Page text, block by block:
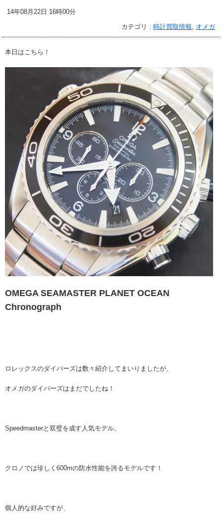
14年08月22日 16時00分
カテゴリ : 時計買取情報 オメガ
本日はこちら！
OMEGA SEAMASTER PLANET OCEAN
Chronograph
ロレックスのダイバーズは数々紹介してまいりましたが、
オメガのダイバーズはまだでしたね！
Speedmasterと双璧を成す人気モデル。
クロノでは珍しく600mの防水性能を誇るモデルです！
個人的な好みですが、